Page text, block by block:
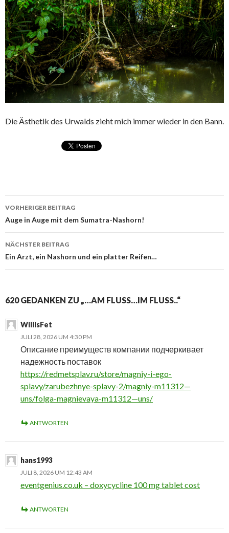
Die Ästhetik des Urwalds zieht mich immer wieder in den Bann.
Beitragsnavigation
VORHERIGER BEITRAG
Auge in Auge mit dem Sumatra-Nashorn!
NÄCHSTER BEITRAG
Ein Arzt, ein Nashorn und ein platter Reifen…
620 GEDANKEN ZU „…AM FLUSS…IM FLUSS..“
WillisFet
JULI 28, 2026 UM 4:30 PM
Описание преимуществ компании подчеркивает
надежность поставок
https://redmetsplav.ru/store/magniy-i-ego-
splavy/zarubezhnye-splavy-2/magniy-m11312—
uns/folga-magnievaya-m11312—uns/
ANTWORTEN
hans1993
JULI 8, 2026 UM 12:43 AM
eventgenius.co.uk – doxycycline 100 mg tablet cost
ANTWORTEN